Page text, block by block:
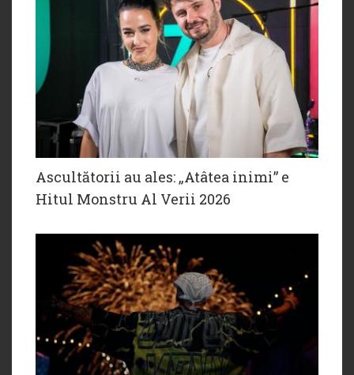
Ascultătorii au ales: „Atâtea inimi” e
Hitul Monstru Al Verii 2026